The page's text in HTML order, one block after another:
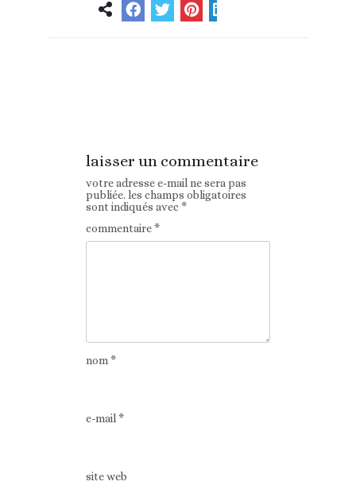
laisser un commentaire
votre adresse e-mail ne sera pas
publiée. les champs obligatoires
sont indiqués avec*
commentaire*
nom*
e-mail*
site web